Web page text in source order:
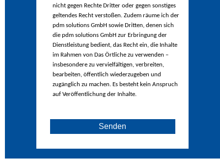
nicht gegen Rechte Dritter oder gegen sonstiges
geltendes Recht verstoßen. Zudem räume ich der
pdm solutions GmbH sowie Dritten, denen sich
die pdm solutions GmbH zur Erbringung der
Dienstleistung bedient, das Recht ein, die Inhalte
im Rahmen von Das Örtliche zu verwenden –
insbesondere zu vervielfältigen, verbreiten,
bearbeiten, öffentlich wiederzugeben und
zugänglich zu machen. Es besteht kein Anspruch
auf Veröffentlichung der Inhalte.
Senden